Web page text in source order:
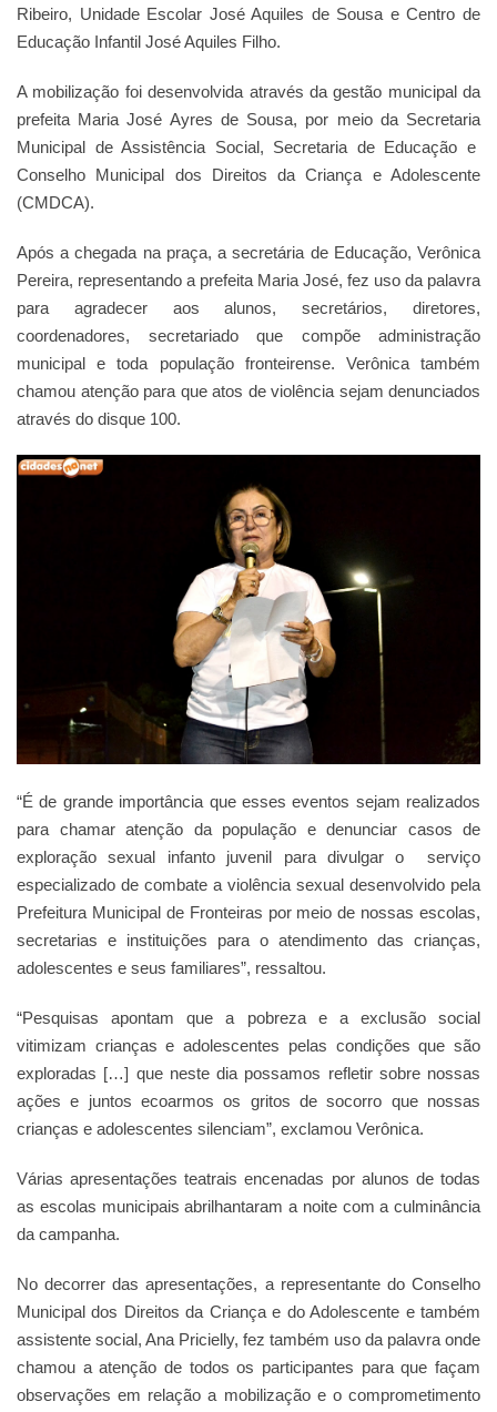
Ribeiro, Unidade Escolar José Aquiles de Sousa e Centro de
Educação Infantil José Aquiles Filho.
A mobilização foi desenvolvida através da gestão municipal da
prefeita Maria José Ayres de Sousa, por meio da Secretaria
Municipal de Assistência Social, Secretaria de Educação e
Conselho Municipal dos Direitos da Criança e Adolescente
(CMDCA).
Após a chegada na praça, a secretária de Educação, Verônica
Pereira, representando a prefeita Maria José, fez uso da palavra
para agradecer aos alunos, secretários, diretores,
coordenadores, secretariado que compõe administração
municipal e toda população fronteirense. Verônica também
chamou atenção para que atos de violência sejam denunciados
através do disque 100.
“É de grande importância que esses eventos sejam realizados
para chamar atenção da população e denunciar casos de
exploração sexual infanto juvenil para divulgar o serviço
especializado de combate a violência sexual desenvolvido pela
Prefeitura Municipal de Fronteiras por meio de nossas escolas,
secretarias e instituições para o atendimento das crianças,
adolescentes e seus familiares”, ressaltou.
“Pesquisas apontam que a pobreza e a exclusão social
vitimizam crianças e adolescentes pelas condições que são
exploradas […] que neste dia possamos refletir sobre nossas
ações e juntos ecoarmos os gritos de socorro que nossas
crianças e adolescentes silenciam”, exclamou Verônica.
Várias apresentações teatrais encenadas por alunos de todas
as escolas municipais abrilhantaram a noite com a culminância
da campanha.
No decorrer das apresentações, a representante do Conselho
Municipal dos Direitos da Criança e do Adolescente e também
assistente social, Ana Pricielly, fez também uso da palavra onde
chamou a atenção de todos os participantes para que façam
observações em relação a mobilização e o comprometimento